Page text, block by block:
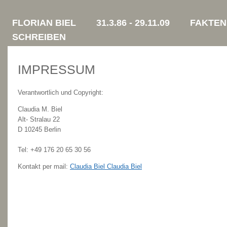
FLORIAN BIEL 31.3.86 - 29.11.09
FAKTEN
SCHREIBEN
IMPRESSUM
Verantwortlich und Copyright:
Claudia M. Biel
Alt- Stralau 22
D 10245 Berlin
Tel: +49 176 20 65 30 56
Kontakt per mail: Claudia Biel Claudia Biel